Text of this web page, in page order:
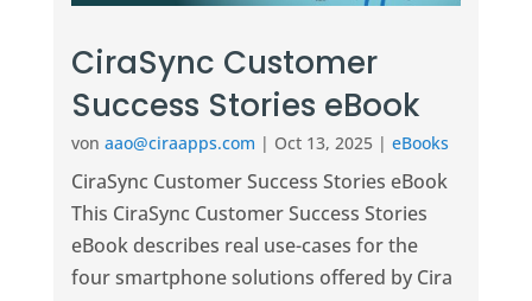
CiraSync Customer
Success Stories eBook
von aao@ciraapps.com | Oct 13, 2025| eBooks
CiraSync Customer Success Stories eBook
This CiraSync Customer Success Stories
eBook describes real use-cases for the
four smartphone solutions offered by Cira